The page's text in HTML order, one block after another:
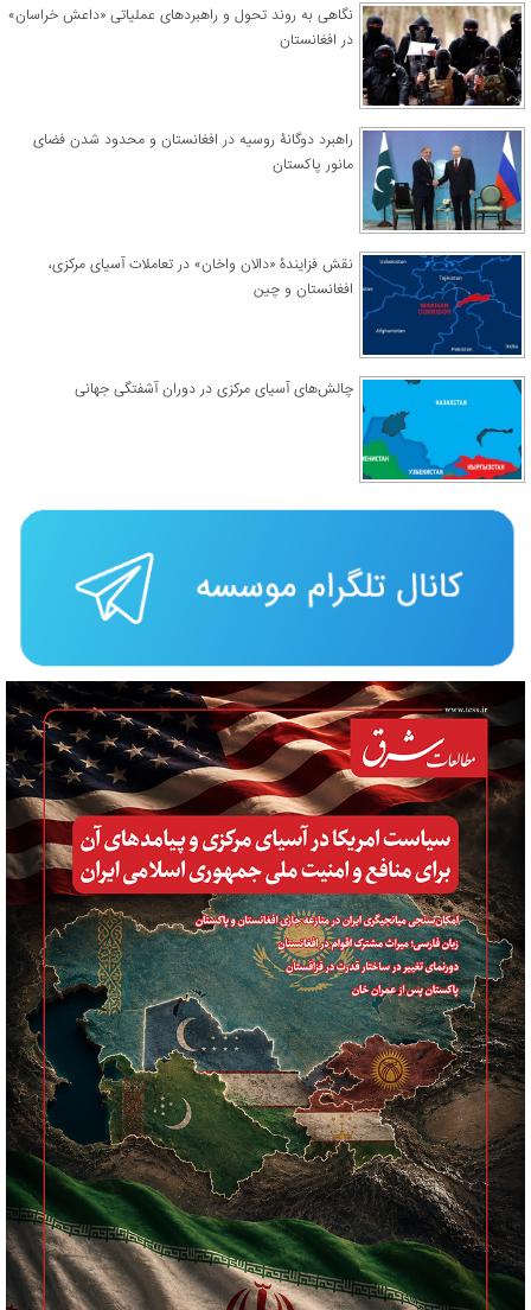
نگاهی به روند تحول و راهبردهای عملیاتی «داعش خراسان»
در افغانستان
راهبرد دوگانۀ روسیه در افغانستان و محدود شدن فضای
مانور پاکستان
نقش فزایندۀ «دالان واخان» در تعاملات آسیای مرکزی،
افغانستان و چین
چالش‌های آسیای مرکزی در دوران آشفتگی جهانی